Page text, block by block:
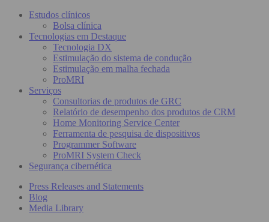
Estudos clínicos
Bolsa clínica
Tecnologias em Destaque
Tecnologia DX
Estimulação do sistema de condução
Estimulação em malha fechada
ProMRI
Serviços
Consultorias de produtos de GRC
Relatório de desempenho dos produtos de CRM
Home Monitoring Service Center
Ferramenta de pesquisa de dispositivos
Programmer Software
ProMRI System Check
Segurança cibernética
Press Releases and Statements
Blog
Media Library